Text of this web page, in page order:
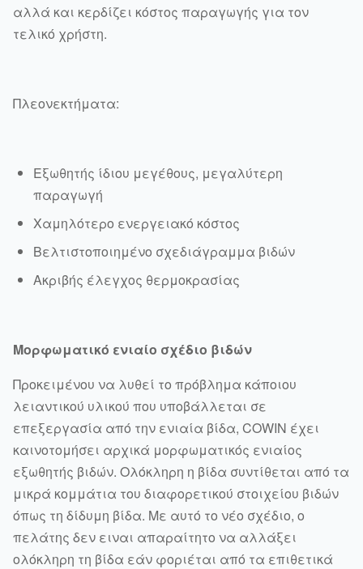
αλλά και κερδίζει κόστος παραγωγής για τον
τελικό χρήστη.
Πλεονεκτήματα:
Εξωθητής ίδιου μεγέθους, μεγαλύτερη
παραγωγή
Χαμηλότερο ενεργειακό κόστος
Βελτιστοποιημένο σχεδιάγραμμα βιδών
Ακριβής έλεγχος θερμοκρασίας
Μορφωματικό ενιαίο σχέδιο βιδών
Προκειμένου να λυθεί το πρόβλημα κάποιου
λειαντικού υλικού που υποβάλλεται σε
επεξεργασία από την ενιαία βίδα, COWIN έχει
καινοτομήσει αρχικά μορφωματικός ενιαίος
εξωθητής βιδών. Ολόκληρη η βίδα συντίθεται από τα
μικρά κομμάτια του διαφορετικού στοιχείου βιδών
όπως τη δίδυμη βίδα. Με αυτό το νέο σχέδιο, ο
πελάτης δεν ειναι απαραίτητο να αλλάξει
ολόκληρη τη βίδα εάν φοριέται από τα επιθετικά